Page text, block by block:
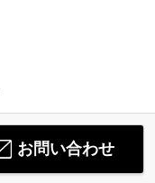
お問い合わせ